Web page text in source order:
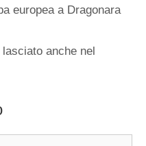
europea a Dragonara
anche nel